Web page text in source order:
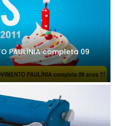
PAULÍNIA completa 09